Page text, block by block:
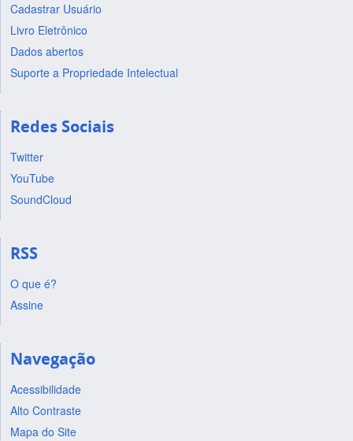
Cadastrar Usuário
Livro Eletrônico
Dados abertos
Suporte a Propriedade Intelectual
Redes Sociais
Twitter
YouTube
SoundCloud
RSS
O que é?
Assine
Navegação
Acessibilidade
Alto Contraste
Mapa do Site